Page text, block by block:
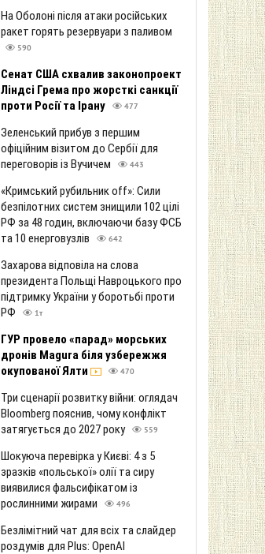
На Оболоні після атаки російських
ракет горять резервуари з паливом
590
Сенат США схвалив законопроект
Ліндсі Грема про жорсткі санкції
проти Росії та Ірану
477
Зеленський прибув з першим
офіційним візитом до Сербії для
переговорів із Вучичем
443
«Кримський рубильник off»: Сили
безпілотних систем знищили 102 цілі
РФ за 48 годин, включаючи базу ФСБ
та 10 енерговузлів
642
Захарова відповіла на слова
президента Польщі Навроцького про
підтримку України у боротьбі проти
РФ
1т
ГУР провело «парад» морських
дронів Magura біля узбережжя
окупованої Ялти
470
Три сценарії розвитку війни: оглядач
Bloomberg пояснив, чому конфлікт
затягується до 2027 року
559
Шокуюча перевірка у Києві: 4 з 5
зразків «польської» олії та сиру
виявилися фальсифікатом із
рослинними жирами
496
Безлімітний чат для всіх та слайдер
роздумів для Plus: OpenAI